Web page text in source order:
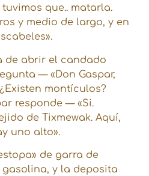
que.. matarla.
y medio de largo, y en
de abrir el candado
— «Don Gaspar,
montículos?
responde — «Si.
de Tixmewak. Aquí,
uno alto».
de garra de
y la deposita